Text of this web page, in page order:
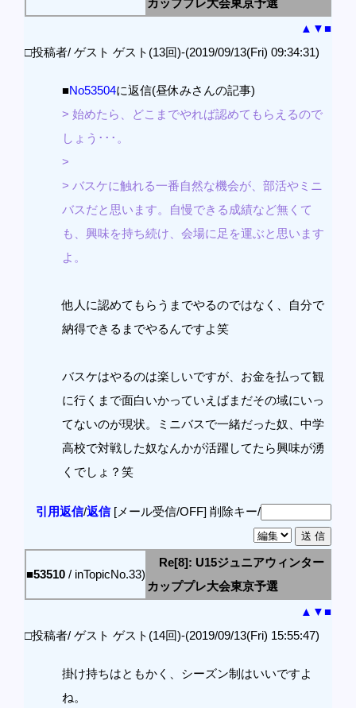
カッププレ大会東京予選
▲ ▼■
□投稿者/ ゲスト ゲスト(13回)-(2019/09/13(Fri) 09:34:31)
■No53504に返信(昼休みさんの記事)
> 始めたら、どこまでやれば認めてもらえるので
しょう･･･。
>
> バスケに触れる一番自然な機会が、部活やミニ
バスだと思います。自慢できる成績など無くて
も、興味を持ち続け、会場に足を運ぶと思います
よ。
他人に認めてもらうまでやるのではなく、自分で
納得できるまでやるんですよ笑
バスケはやるのは楽しいですが、お金を払って観
に行くまで面白いかっていえばまだその域にいっ
てないのが現状。ミニバスで一緒だった奴、中学
高校で対戦した奴なんかが活躍してたら興味が湧
くでしょ？笑
引用返信/返信[メール受信/OFF] 削除キー/
■53510 / inTopicNo.33)
Re[8]: U15ジュニアウィンター
カッププレ大会東京予選
▲ ▼■
□投稿者/ ゲスト ゲスト(14回)-(2019/09/13(Fri) 15:55:47)
掛け持ちはともかく、シーズン制はいいですよ
ね。